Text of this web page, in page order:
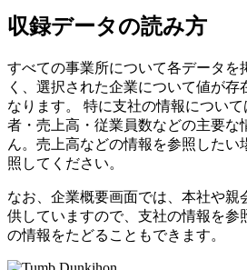
収録データの読み方
すべての事業所について各データを
く、選択された企業について値が存
なります。 特に支社の情報につい
者・売上高・従業員数などの主要な
ん。売上高などの情報を参照したい
照してください。
なお、企業概要画面では、本社や親
供していますので、支社の情報を参
の情報をたどることもできます。